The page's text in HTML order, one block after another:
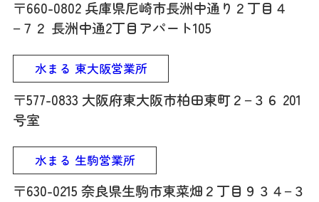
〒660-0802 兵庫県尼崎市長洲中通り２丁目４
−７２ 長洲中通2丁目アパート105
水まる 東大阪営業所
〒577-0833 大阪府東大阪市柏田東町２−３６ 201
号室
水まる 生駒営業所
〒630-0215 奈良県生駒市東菜畑２丁目９３４−３